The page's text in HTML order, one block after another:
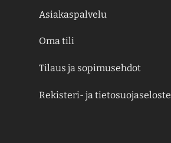
Asiakaspalvelu
Oma tili
Tilaus ja sopimusehdot
Rekisteri- ja tietosuojaseloste